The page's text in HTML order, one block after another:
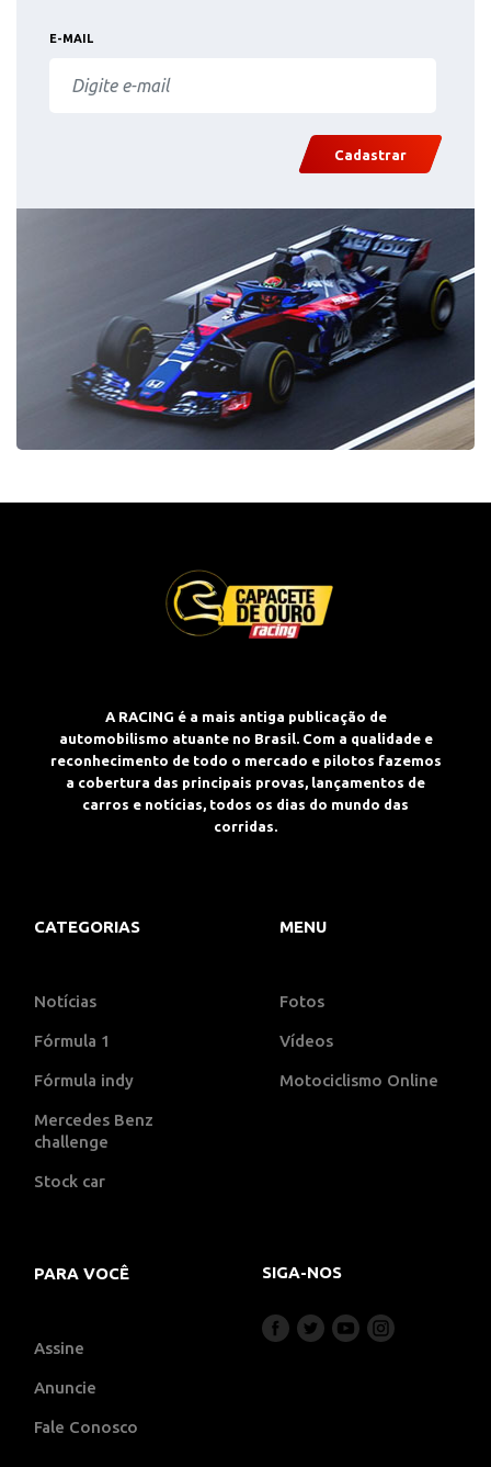
E-MAIL
Cadastrar
A RACING é a mais antiga publicação de
automobilismo atuante no Brasil. Com a qualidade e
reconhecimento de todo o mercado e pilotos fazemos
a cobertura das principais provas, lançamentos de
carros e notícias, todos os dias do mundo das
corridas.
CATEGORIAS
Notícias
Fórmula 1
Fórmula indy
Mercedes Benz
challenge
Stock car
MENU
Fotos
Vídeos
Motociclismo Online
PARA VOCÊ
Assine
Anuncie
Fale Conosco
SIGA-NOS